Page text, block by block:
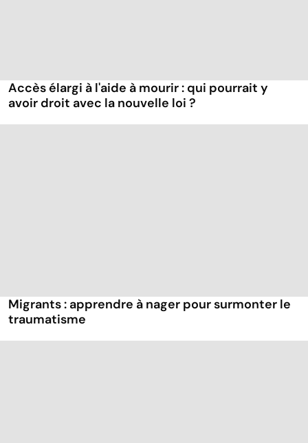
Accès élargi à l'aide à mourir : qui pourrait y
avoir droit avec la nouvelle loi ?
Migrants : apprendre à nager pour surmonter le
traumatisme